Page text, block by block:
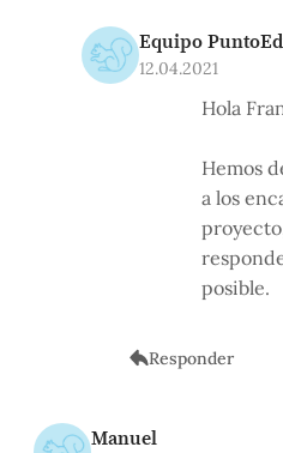
Equipo
12.04.2021
Hola
Hemos
a los
posible.
Responder
Manuel